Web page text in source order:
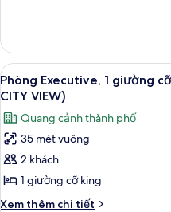
(KING
DELUXE
ROOM
OCEAN
VIEW)
Phòng
Deluxe,
1
giường
king
(KING
DELUXE
ROOM
OCEAN
Xem
tất
cả
ảnh
Phòng
Executive,
1
giường
10
Phòng Executive, 1 giường
CITY VIEW)
Quang cảnh thành phố
35 mét vuông
2 khách
1 giường cỡ king
Xem thêm chi tiết
Chi